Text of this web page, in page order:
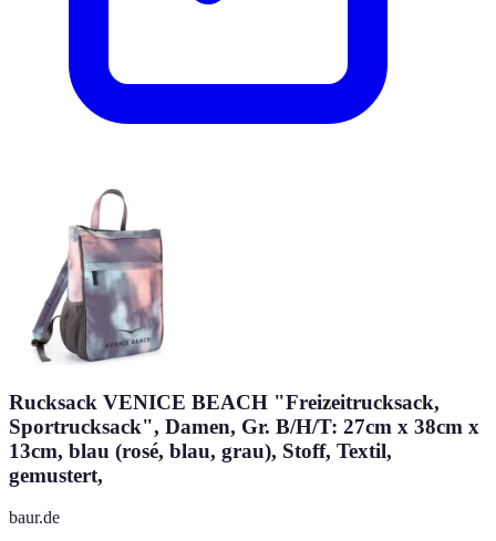
Rucksack VENICE BEACH "Freizeitrucksack,
Sportrucksack", Damen, Gr. B/H/T: 27cm x 38cm x
13cm, blau (rosé, blau, grau), Stoff, Textil,
gemustert,
baur.de